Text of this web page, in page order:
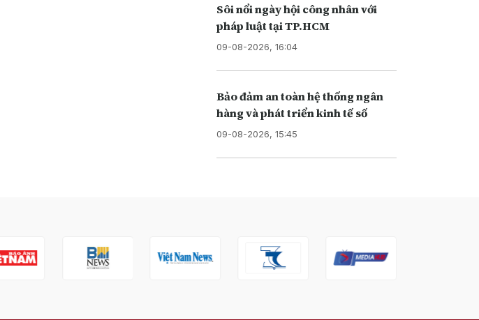
Sôi nổi ngày hội công nhân với
pháp luật tại TP.HCM
09-08-2026, 16:04
Bảo đảm an toàn hệ thống ngân
hàng và phát triển kinh tế số
09-08-2026, 15:45